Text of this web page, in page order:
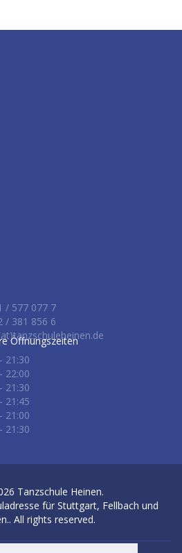
/ 577 077 7
/ 381 856 6
Öffnungszeiten
21:30
22:00
21:30
21:45
21:00
21:30
Tanzschule Heinen.
für Stuttgart, Fellbach und
. All rights reserved.